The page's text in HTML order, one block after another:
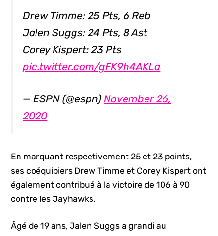
Drew Timme: 25 Pts, 6 Reb
Jalen Suggs: 24 Pts, 8 Ast
Corey Kispert: 23 Pts
pic.twitter.com/gFK9h4AKLa
— ESPN (@espn)November 26,
2020
En marquant respectivement 25 et 23 points,
ses coéquipiers Drew Timme et Corey Kispert ont
également contribué à la victoire de 106 à 90
contre les Jayhawks.
Âgé de 19 ans, Jalen Suggs a grandi au